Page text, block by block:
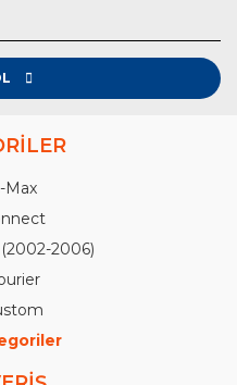
Max
2006)